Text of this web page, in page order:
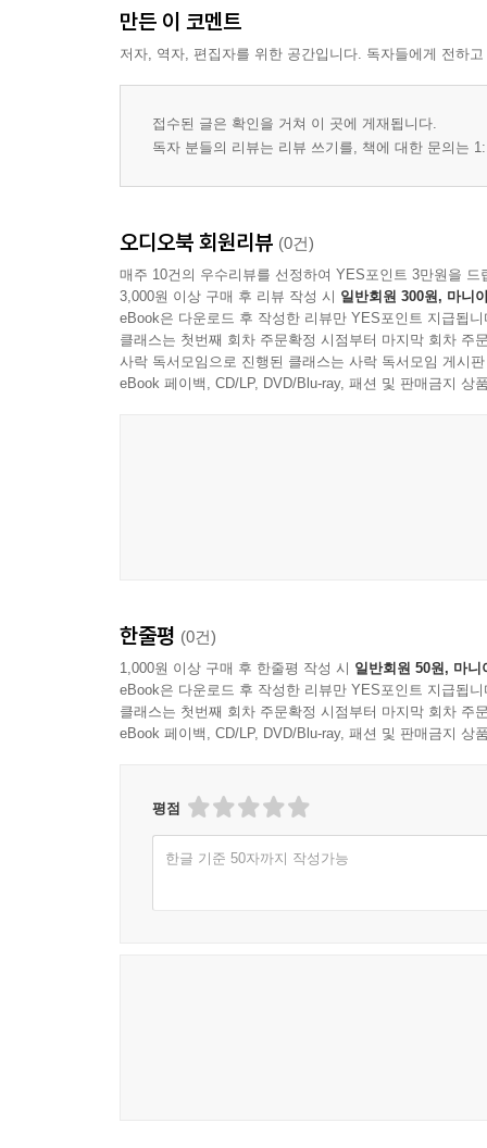
만든 이 코멘트
저자, 역자, 편집자를 위한 공간입니다. 독자들에게 전하
접수된 글은 확인을 거쳐 이 곳에 게재됩니다.
독자 분들의 리뷰는 리뷰 쓰기를, 책에 대한 문의는
오디오북 회원리뷰 (0건)
매주 10건의 우수리뷰를 선정하여 YES포인트 3만원을 드
3,000원 이상 구매 후 리뷰 작성 시 일반회원 300원, 마니
eBook은 다운로드 후 작성한 리뷰만 YES포인트 지급됩니
클래스는 첫번째 회차 주문확정 시점부터 마지막 회차 주
사락 독서모임으로 진행된 클래스는 사락 독서모임 게시
eBook 페이백, CD/LP, DVD/Blu-ray, 패션 및 판매금지 상
한줄평 (0건)
1,000원 이상 구매 후 한줄평 작성 시 일반회원 50원, 마니
eBook은 다운로드 후 작성한 리뷰만 YES포인트 지급됩니
클래스는 첫번째 회차 주문확정 시점부터 마지막 회차 주
eBook 페이백, CD/LP, DVD/Blu-ray, 패션 및 판매금지 상
평점
한글 기준 50자까지 작성가능